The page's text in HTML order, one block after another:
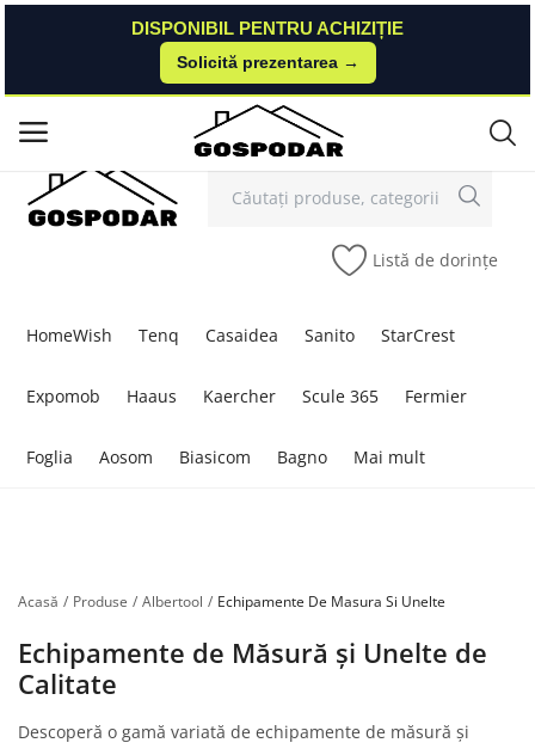
DISPONIBIL PENTRU ACHIZIȚIE
Solicită prezentarea →
Contact Autentificare Înregistrare
Listă de dorințe
HomeWish Tenq Casaidea Sanito StarCrest
Expomob Haaus Kaercher Scule 365 Fermier
Foglia Aosom Biasicom Bagno Mai mult
DISPONIBIL PENTRU ACHIZIȚIE
Solicită prezentarea →
Meniu principal
Categorii
Acasă Produse Albertool Echipamente De Masura Si Unelte
Echipamente de Măsură și Unelte de
Calitate
Descoperă o gamă variată de echipamente de măsură și